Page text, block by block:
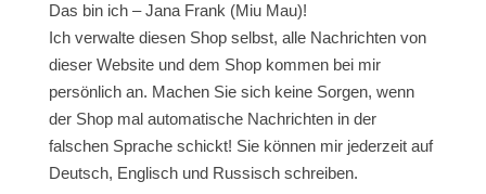
Das bin ich – Jana Frank (Miu Mau)!
Ich verwalte diesen Shop selbst, alle Nachrichten von
dieser Website und dem Shop kommen bei mir
persönlich an. Machen Sie sich keine Sorgen, wenn
der Shop mal automatische Nachrichten in der
falschen Sprache schickt! Sie können mir jederzeit auf
Deutsch, Englisch und Russisch schreiben.